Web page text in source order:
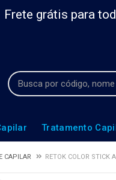
Frete grátis para
Tratamento
CAPILAR RETOK COLOR STICK